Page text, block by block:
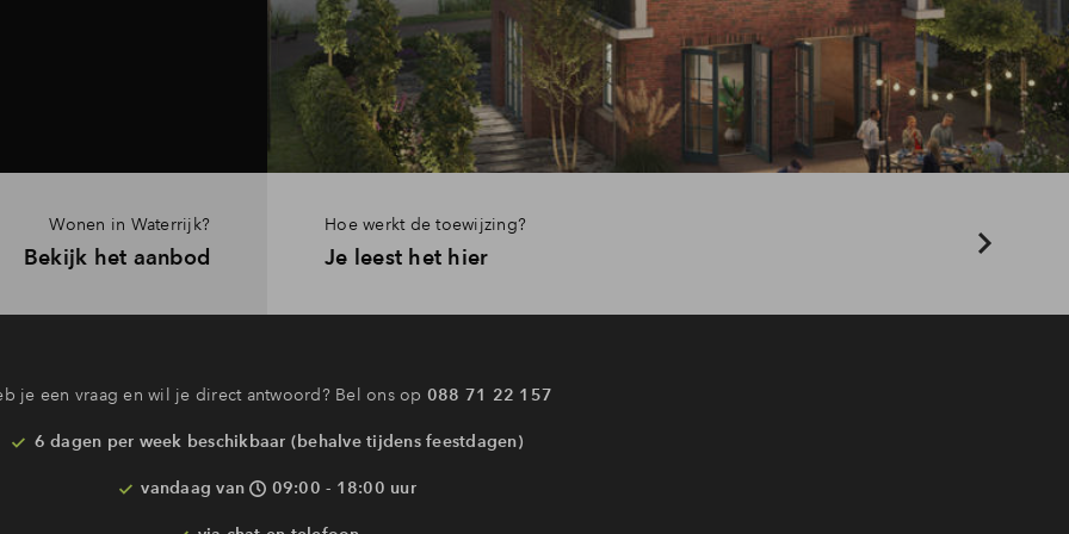
Wonen in Waterrijk?
Bekijk het aanbod
Hoe werkt de toewijzing?
Je leest het hier
Interesse? Meld je dan snel aan